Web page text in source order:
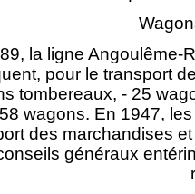
la ligne Angoulême-
pour le transport
tombereaux, - 25
wagons. En 1947,
des marchandises
généraux